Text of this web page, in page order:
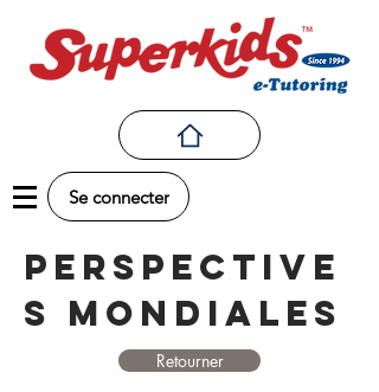
Se connecter
perspective
s Mondiales
Retourner